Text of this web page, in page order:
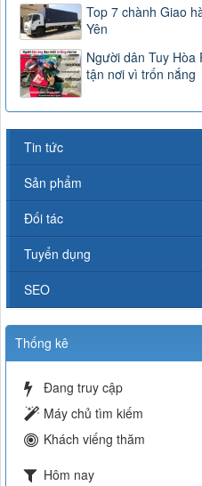
Top 7 chành Giao
Yên
Người dân Tuy Hòa
tận nơi vì trốn nắng
Tin tức
Sản phẩm
Đối tác
Tuyển dụng
SEO
Thống kê
Đang truy cập
Máy chủ tìm kiếm
Khách viếng thăm
Hôm nay